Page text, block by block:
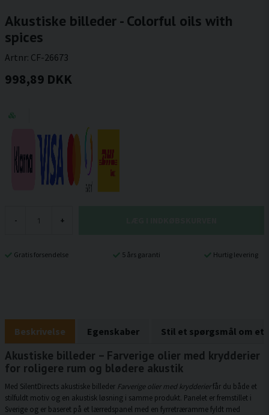
Akustiske billeder - Colorful oils with
spices
Artnr: CF-26673
998,89 DKK
- +
Gratis forsendelse 5 års garanti Hurtig levering
Beskrivelse Egenskaber Stil et spørgsmål om et
Akustiske billeder – Farverige olier med krydderier
for roligere rum og blødere akustik
Med SilentDirects akustiske billeder Farverige olier med krydderierfår du både et
stilfuldt motiv og en akustisk løsning i samme produkt. Panelet er fremstillet i
Sverige og er baseret på et lærredspanel med en fyrretræramme fyldt med